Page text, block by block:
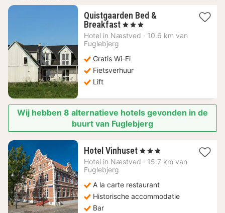
Quistgaarden Bed &
Breakfast 1
nacht
€
, 3 Sterren
Hotel in Næstved · 10.6 km van
Fuglebjerg
Gratis Wi-Fi
Fietsverhuur
Lift
Wij hebben 8 alternatieve hotels gevonden in de
buurt van Fuglebjerg
Hotel Vinhuset 2
nachten
€
, 3 Sterren
Hotel in Næstved · 15.7 km van
Fuglebjerg
A la carte restaurant
Historische accommodatie
Bar